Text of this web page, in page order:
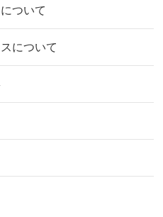
え体力のあるうちに身
まで本当にありがとう
孫（私の子供）の初節
年8月1日(木)
年6月21日(金)
年3月22日(金)
ついて
について